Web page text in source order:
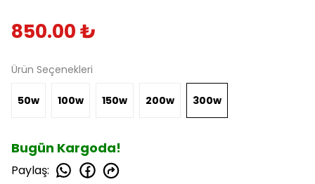
850.00 ₺
Ürün Seçenekleri
50w 100w 150w 200w 300w
Bugün Kargoda!
Paylaş: